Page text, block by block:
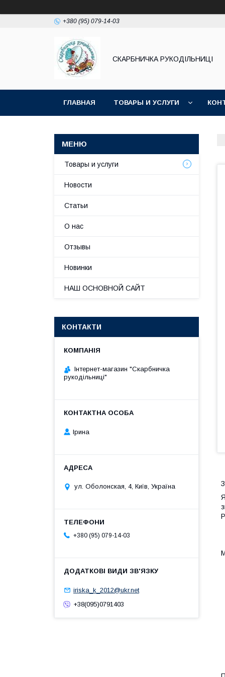
+380 (95) 079-14-03
СКАРБНИЧКА РУКОДІЛЬНИЦІ
ГЛАВНАЯ ТОВАРЫ И УСЛУГИ
Товары и услуги
Новости
Статьи
О нас
Отзывы
Новинки
НАШ ОСНОВНОЙ САЙТ
КОНТАКТИ
Інтернет-магазин "Скарбничка
рукодільниці"
Ірина
ул. Оболонская, 4, Київ, Україна
+380 (95) 079-14-03
iriska_k_2012@ukr.net
+38(095)0791403